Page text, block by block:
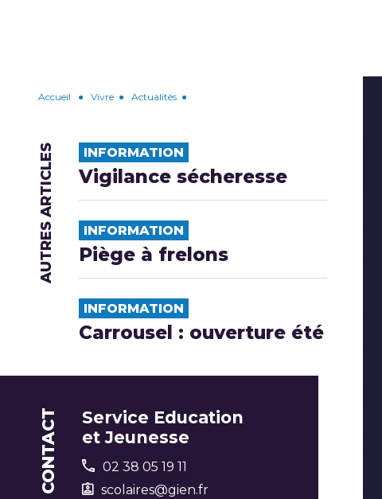
Accueil ● Vivre ● Actualités ●
AUTRES ARTICLES INFORMATION
Vigilance sécheresse
INFORMATION
Piège à frelons
INFORMATION
Carrousel : ouverture été
CONTACT
Service Education
et Jeunesse
02 38 05 19 11
scolaires@gien.fr